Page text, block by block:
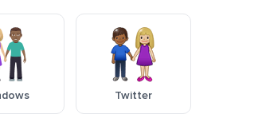
Twitter